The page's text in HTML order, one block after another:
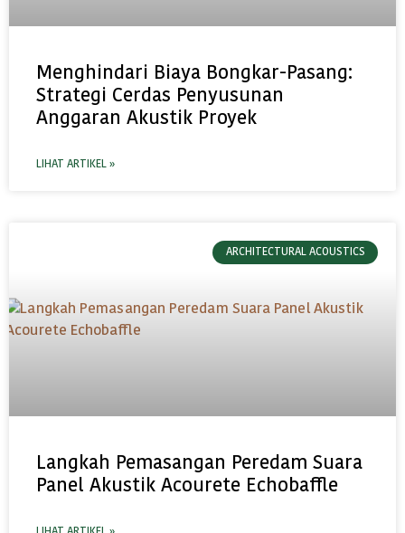
Menghindari Biaya Bongkar-Pasang:
Strategi Cerdas Penyusunan
Anggaran Akustik Proyek
LIHAT ARTIKEL »
ARCHITECTURAL ACOUSTICS
Langkah Pemasangan Peredam Suara
Panel Akustik Acourete Echobaffle